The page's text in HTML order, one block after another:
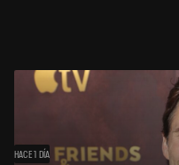
HACE 1 DÍA